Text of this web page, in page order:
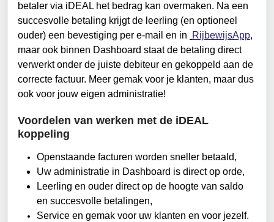
betaler via iDEAL het bedrag kan overmaken. Na een
succesvolle betaling krijgt de leerling (en optioneel
ouder) een bevestiging per e-mail en in
RijbewijsApp,
maar ook binnen Dashboard staat de betaling direct
verwerkt onder de juiste debiteur en gekoppeld aan de
correcte factuur. Meer gemak voor je klanten, maar dus
ook voor jouw eigen administratie!
Voordelen van werken met de iDEAL
koppeling
Openstaande facturen worden sneller betaald,
Uw administratie in Dashboard is direct op orde,
Leerling en ouder direct op de hoogte van saldo
en succesvolle betalingen,
Service en gemak voor uw klanten en voor jezelf.